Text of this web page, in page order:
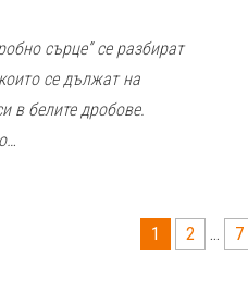
сърце” се разбират
се дължат на
в белите дробове.
1 2 … 7